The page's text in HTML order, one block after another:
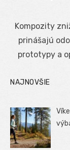
Kompozity
prinášajú
prototypy a
NAJNOVŠIE